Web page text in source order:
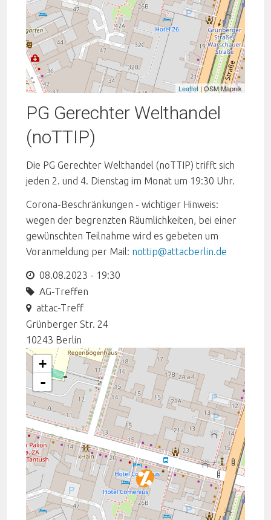
Leaflet| OSM Mapnik
PG Gerechter Welthandel
(noTTIP)
Die PG Gerechter Welthandel (noTTIP) trifft sich
jeden 2. und 4. Dienstag im Monat um 19:30 Uhr.
Corona-Beschränkungen - wichtiger Hinweis:
wegen der begrenzten Räumlichkeiten, bei einer
gewünschten Teilnahme wird es gebeten um
Voranmeldung per Mail: nottip@attacberlin.de
08.08.2023 - 19:30
AG-Treffen
attac-Treff
Grünberger Str. 24
10243 Berlin
+
-